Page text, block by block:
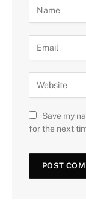
Save my
for the next